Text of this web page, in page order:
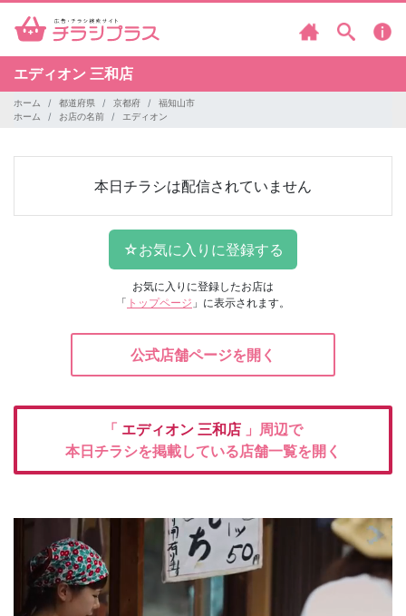
エディオン 三和店
ホーム 都道府県 京都府
福知山市
ホーム
お店の名前 エディオン
本日チラシは配信されていません
お気に入りに登録したお店は
「 トップページ 」に表示されます。
公式店舗ページを開く
「 エディオン 三和店 」周辺で
本日チラシを掲載している店舗一覧を開く